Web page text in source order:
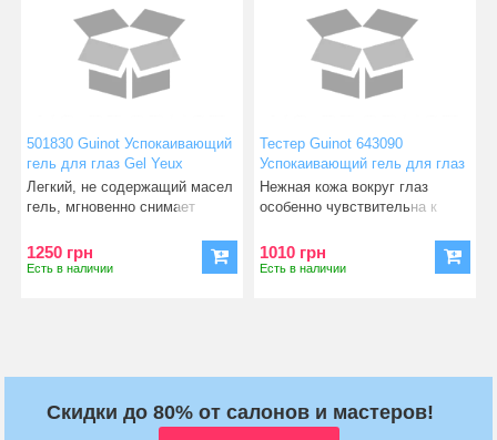
501830 Guinot Успокаивающий
гель для глаз Gel Yeux
Defatigant Express 20 мл
Легкий, не содержащий масел
гель, мгновенно снимает
1250 грн
Есть в наличии
Тестер Guinot 643090
Успокаивающий гель для глаз
мужской Gel Yeux Defatigant
Express, 20 мл
Нежная кожа вокруг глаз
особенно чувствительна к
1010 грн
Есть в наличии
Скидки до 80% от салонов и мастеров!